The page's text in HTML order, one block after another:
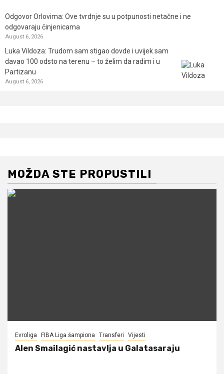
Odgovor Orlovima: ​Ove tvrdnje su u potpunosti netačne i ne
odgovaraju činjenicama
August 6, 2026
Luka Vildoza: Trudom sam stigao dovde i uvijek sam
davao 100 odsto na terenu – to želim da radim i u
Partizanu
August 6, 2026
MOŽDA STE PROPUSTILI
Evroliga FIBA Liga šampiona Transferi Vijesti
Alen Smailagić nastavlja u Galatasaraju